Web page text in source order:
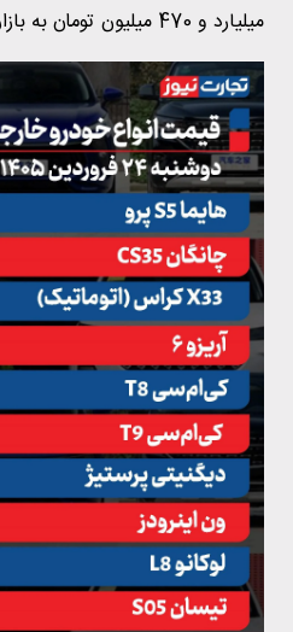
میلیارد و 470 میلیون تومان به بازار آزاد رسید.